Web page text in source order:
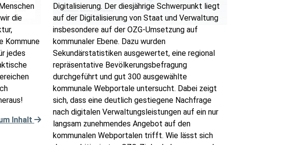
die
Kommune
jedes
Inhalt
Digitalisierung. Der diesjährige Schwerpunkt liegt
auf der Digitalisierung von Staat und Verwaltung
insbesondere auf der OZG-Umsetzung auf
kommunaler Ebene. Dazu wurden
Sekundärstatistiken ausgewertet, eine regional
repräsentative Bevölkerungsbefragung
durchgeführt und gut 300 ausgewählte
kommunale Webportale untersucht. Dabei zeigt
sich, dass eine deutlich gestiegene Nachfrage
nach digitalen Verwaltungsleistungen auf ein nur
langsam zunehmendes Angebot auf den
kommunalen Webportalen trifft. Wie lässt sich